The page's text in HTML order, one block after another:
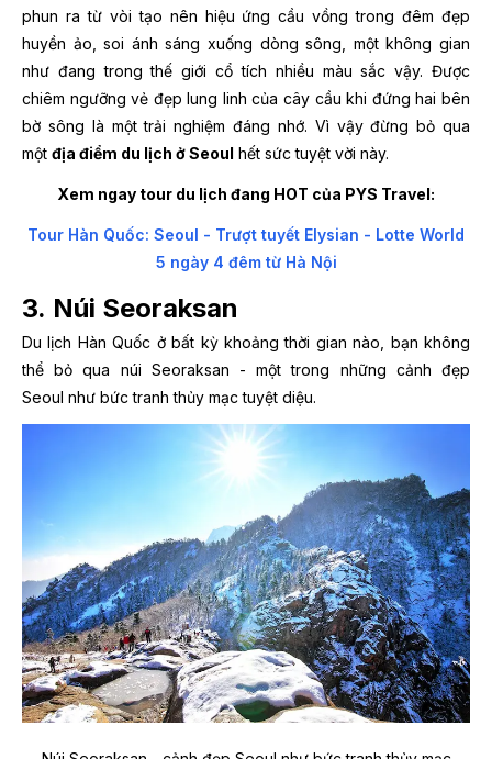
phun ra từ vòi tạo nên hiệu ứng cầu vồng trong đêm đẹp
huyền ảo, soi ánh sáng xuống dòng sông, một không gian
như đang trong thế giới cổ tích nhiều màu sắc vậy. Được
chiêm ngưỡng vẻ đẹp lung linh của cây cầu khi đứng hai bên
bờ sông là một trải nghiệm đáng nhớ. Vì vậy đừng bỏ qua
một địa điểm du lịch ở Seoul hết sức tuyệt vời này.
Xem ngay tour du lịch đang HOT của PYS Travel:
Tour Hàn Quốc: Seoul - Trượt tuyết Elysian - Lotte World
5 ngày 4 đêm từ Hà Nội
3. Núi Seoraksan
Du lịch Hàn Quốc ở bất kỳ khoảng thời gian nào, bạn không
thể bỏ qua núi Seoraksan - một trong những cảnh đẹp
Seoul như bức tranh thủy mạc tuyệt diệu.